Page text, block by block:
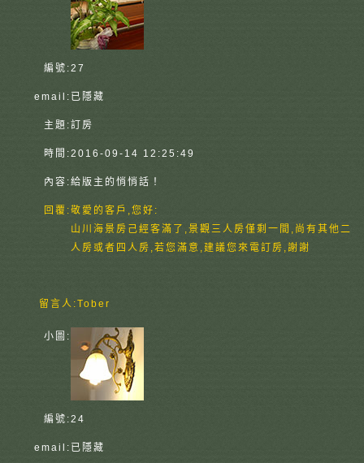
編號:27
email: 已隱藏
主題:訂房
時間:2016-09-14 12:25:49
內容:給版主的悄悄話！
回覆:敬愛的客戶,您好:
山川海景房己經客滿了,景觀三人房僅剩一間,尚有其他二
人房或者四人房,若您滿意,建議您來電訂房,謝謝
留言人:Tober
小圖:
編號:24
email: 已隱藏